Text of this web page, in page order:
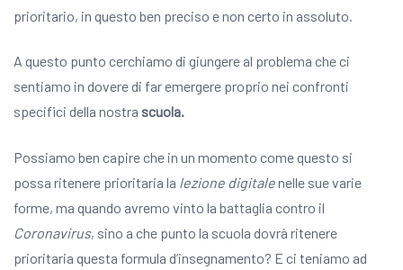
prioritario, in questo ben preciso e non certo in assoluto.
A questo punto cerchiamo di giungere al problema che ci
sentiamo in dovere di far emergere proprio nei confronti
specifici della nostra scuola.
Possiamo ben capire che in un momento come questo si
possa ritenere prioritaria la lezione digitalenelle sue varie
forme, ma quando avremo vinto la battaglia contro il
Coronavirus, sino a che punto la scuola dovrà ritenere
prioritaria questa formula d’insegnamento? E ci teniamo ad